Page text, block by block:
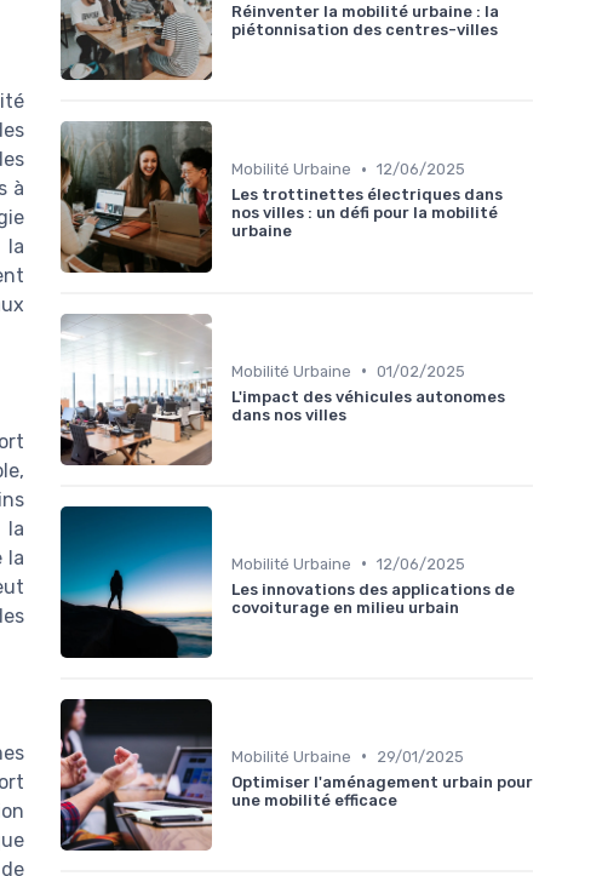
à
la
la
la
Réinventer la mobilité urbaine : la
piétonnisation des centres-villes
Mobilité Urbaine • 12/06/2025
Les trottinettes électriques dans
nos villes : un défi pour la mobilité
urbaine
Mobilité Urbaine • 01/02/2025
L'impact des véhicules autonomes
dans nos villes
Mobilité Urbaine • 12/06/2025
Les innovations des applications de
covoiturage en milieu urbain
Mobilité Urbaine •
29/01/2025
Optimiser l'aménagement urbain pour
une mobilité efficace